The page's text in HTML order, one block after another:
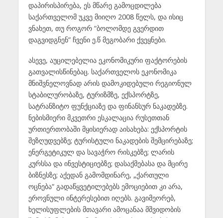
დაპირისპირება, ეს მწარე გამოცდილება
საქართველომ უკვე მიიღო 2008 წელს, და ისიც
ვნახეთ, თუ როგორ “ბოლომდე გვერდით
დაგვიდგნენ” ჩვენი ე.წ მეგობარი ქვეყნები.
ასევე, აუცილებელია ეკონომიკური ფაქტორების
გათვალისწინებაც. საქართველოს ეკონომიკა
მნიშვნელოვნად არის დამოკიდებული რეგიონულ
სტაბილურობაზე, ტურიზმზე, ექსპორტზე,
სატრანზიტო ფუნქციაზე და ფინანსურ ნაკადებზე.
ნებისმიერი მკვეთრი ესკალაცია რუსეთთან
ურთიერთობაში მყისიერად აისახება: ექსპორტის
შეზღუდვებზე; ტურისტული ნაკადების შემცირებაზე;
ენერგეტიკულ და სავაჭრო რისკებზე; ლარის
კურსსა და ინვესტიციებზე; დასაქმებასა და მცირე
ბიზნესზე; აქედან გამომდინარე, „ქართული
ოცნება“ გადაწყვეტილებებს ემოციებით კი არა,
ეროვნული ინტერესებით იღებს. გავიმეორებ,
ხელისუფლების მთავარი ამოცანაა მშვიდობის